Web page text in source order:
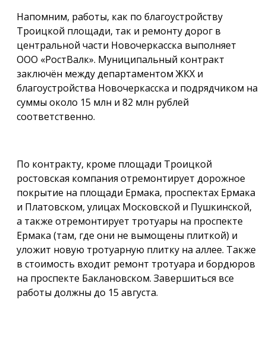
Напомним, работы, как по благоустройству
Троицкой площади, так и ремонту дорог в
центральной части Новочеркасска выполняет
ООО «РостВалк». Муниципальный контракт
заключён между департаментом ЖКХ и
благоустройства Новочеркасска и подрядчиком на
суммы около 15 млн и 82 млн рублей
соответственно.
По контракту, кроме площади Троицкой
ростовская компания отремонтирует дорожное
покрытие на площади Ермака, проспектах Ермака
и Платовском, улицах Московской и Пушкинской,
а также отремонтирует тротуары на проспекте
Ермака (там, где они не вымощены плиткой) и
уложит новую тротуарную плитку на аллее. Также
в стоимость входит ремонт тротуара и бордюров
на проспекте Баклановском. Завершиться все
работы должны до 15 августа.